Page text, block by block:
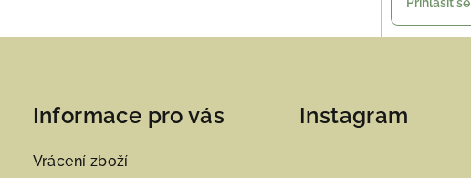
Přihlásit se
Informace pro vás
Vrácení zboží
Instagram